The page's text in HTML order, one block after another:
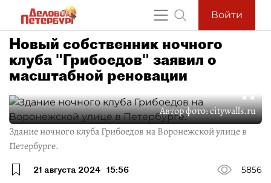
Войти
Новый собственник ночного
клуба "Грибоедов" заявил о
масштабной реновации
Автор фото:citywalls.ru
Здание ночного клуба Грибоедов на Воронежской улице в
Петербурге.
21 августа 2024 15:56
5856